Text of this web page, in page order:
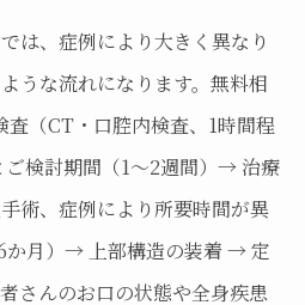
は、症例により大きく異なり
うな流れになります。無料相
（CT・口腔内検査、1時間程
検討期間（1〜2週間）→ 治療
術、症例により所要時間が異
か月）→ 上部構造の装着 → 定
さんのお口の状態や全身疾患